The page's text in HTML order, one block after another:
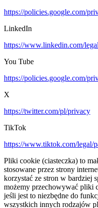
https://policies.google.com/
LinkedIn
https://www.linkedin.com/
You Tube
https://policies.google.com/
X
https://twitter.com/pl/privacy
TikTok
https://www.tiktok.com/legal/
Pliki cookie (ciasteczka) to
stosowane przez strony
korzystać ze stron w bardziej
możemy przechowywać pliki
jeśli jest to niezbędne do
wszystkich innych rodzajów